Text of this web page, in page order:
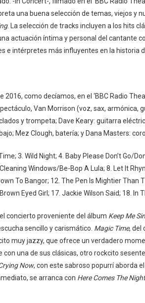
una buena selección de temas, viejos y
. La selección de tracks incluyen a los hits
actuación íntima y personal del cantante
e intérpretes más influyentes en la historia
como decíamos, en el ‘BBC Radio
Van Morrison (voz, sax, armónica,
y trompeta; Dave Keary: guitarra
Mez Clough, batería; y Dana Masters:
3. Wild Night; 4. Baby Please Don’t Go/
Windows/Be-Bop A Lula; 8. Let It
To Bangor; 12. The Pen Is Mightier Than
Eyed Girl; 17. Jackie Wilson Said; 18. In
concierto proveniente del álbum Keep Me
sencillo y carismático. Magic Time, del
muy jazzy, que ofrece un verdadero
con una de sus clásicas, otro rockcito
Now, con este sabroso popurrí aborda
se arranca con Here Comes The Night